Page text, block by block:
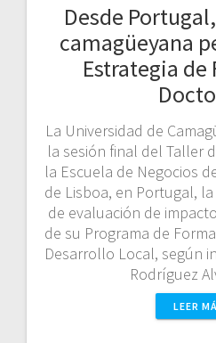
Desde
camagüeyana
Estrategia
La Universidad de
la sesión final del Taller
la Escuela de Negocios
de Lisboa, en Portugal,
de evaluación de
de su Programa de
Desarrollo Local, según
Rodríguez
LEER